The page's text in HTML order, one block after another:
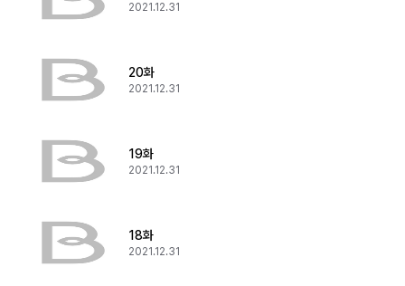
2021.12.31
20화
2021.12.31
19화
2021.12.31
18화
2021.12.31